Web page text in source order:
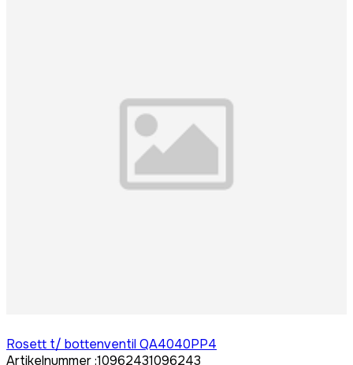
Rosett t/ bottenventil QA4040PP4
Artikelnummer:10962431096243